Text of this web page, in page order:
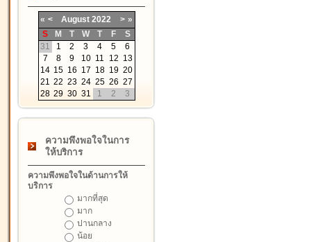
« < August 2022 > »
S
M T W T F
S
31
1 2 3 4 5
6
7
8 9 10 11 12 13
14 15 16 17 18 19 20
21 22 23 24 25 26 27
28 29 30 31 1 2 3
ความพึงพอใจในการ
ให้บริการ
ความพึงพอใจในด้านการให้
บริการ
มากที่สุด
มาก
ปานกลาง
น้อย